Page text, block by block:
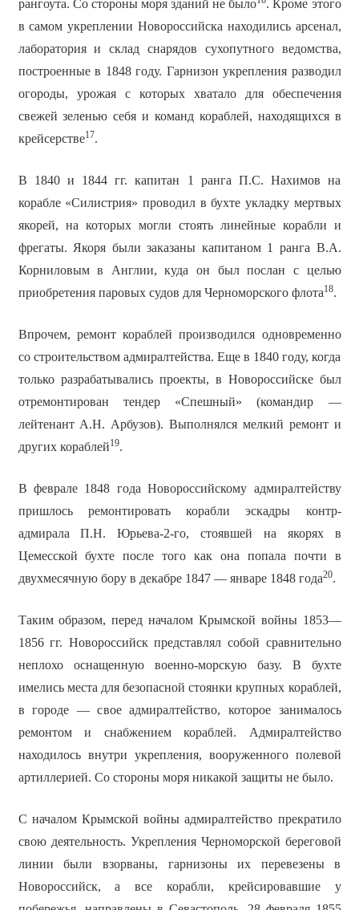
рангоута. Со стороны моря зданий не было
. Кроме этого
в самом укреплении Новороссийска находились арсенал,
лаборатория и склад снарядов сухопутного ведомства,
построенные в 1848 году. Гарнизон укрепления разводил
огороды, урожая с которых хватало для обеспечения
свежей зеленью себя и команд кораблей, находящихся в
крейсерстве17.
В 1840 и 1844 гг. капитан 1 ранга П.С. Нахимов на
корабле «Силистрия» проводил в бухте укладку мертвых
якорей, на которых могли стоять линейные корабли и
фрегаты. Якоря были заказаны капитаном 1 ранга В.А.
Корниловым в Англии, куда он был послан с целью
приобретения паровых судов для Черноморского флота18.
Впрочем, ремонт кораблей производился одновременно
со строительством адмиралтейства. Еще в 1840 году, когда
только разрабатывались проекты, в Новороссийске был
отремонтирован тендер «Спешный» (командир —
лейтенант А.Н. Арбузов). Выполнялся мелкий ремонт и
других кораблей19.
В феврале 1848 года Новороссийскому адмиралтейству
пришлось ремонтировать корабли эскадры контр-
адмирала П.Н. Юрьева-2-го, стоявшей на якорях в
Цемесской бухте после того как она попала почти в
двухмесячную бору в декабре 1847 — январе 1848 года20.
Таким образом, перед началом Крымской войны 1853—
1856 гг. Новороссийск представлял собой сравнительно
неплохо оснащенную военно-морскую базу. В бухте
имелись места для безопасной стоянки крупных кораблей,
в городе — свое адмиралтейство, которое занималось
ремонтом и снабжением кораблей. Адмиралтейство
находилось внутри укрепления, вооруженного полевой
артиллерией. Со стороны моря никакой защиты не было.
С началом Крымской войны адмиралтейство прекратило
свою деятельность. Укрепления Черноморской береговой
линии были взорваны, гарнизоны их перевезены в
Новороссийск, а все корабли, крейсировавшие у